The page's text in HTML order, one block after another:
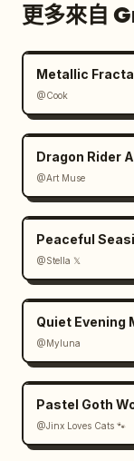
更多來自
Metallic
@Cook
Dragon Rider
@Art Muse
Peaceful
@Stella 𝕏
Quiet Evening
@Myluna
Pastel Goth
@Jinx Loves Cats 🐾